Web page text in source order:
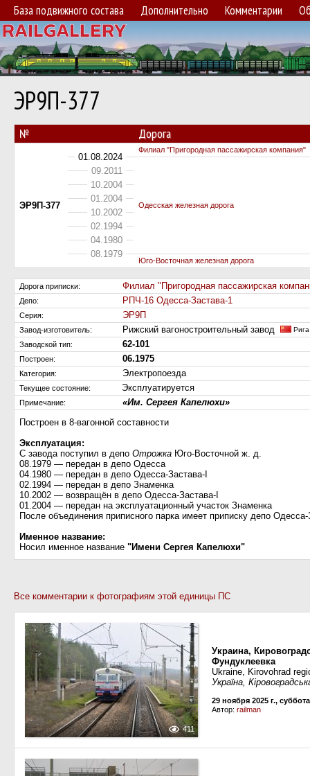
База подвижного состава Дополнительно Комментарии
ЭР9П-377
№ Дорога
ЭР9П-377
01.08.2024
Филиал "Пригородная пассажирская компания"
09.2011
Одесская железная дорога
10.2004
01.2004
10.2002
02.1994
04.1980
08.1979
Юго-Восточная железная дорога
Дорога приписки: Филиал "Пригородная пассажирская
Депо: РПЧ-16 Одесса-Застава-1
Серия: ЭР9П
Завод-изготовитель: Рижский вагоностроительный завод Рига
Заводской тип: 62-101
Построен: 06.1975
Категория: Электропоезда
Текущее состояние: Эксплуатируется
Примечание:
«Им. Сергея Капелюхи»
Построен в 8-вагонной составности
Эксплуатация:
С завода поступил в депо Отрожка Юго-Восточной ж. д.
08.1979 — передан в депо Одесса
04.1980 — передан в депо Одесса-Застава-I
02.1994 — передан в депо Знаменка
10.2002 — возвращён в депо Одесса-Застава-I
01.2004 — передан на эксплуатационный участок Знаменка
После объединения приписного парка имеет приписку депо Одесса-
Именное название:
Носил именное название "Имени Сергея Капелюхи"
Все комментарии к фотографиям этой единицы ПС
411
Украина,
Фундуклеевка
Ukraine, Kirovohrad
Україна,
29 ноября 2025 г., суббота
Автор: railman